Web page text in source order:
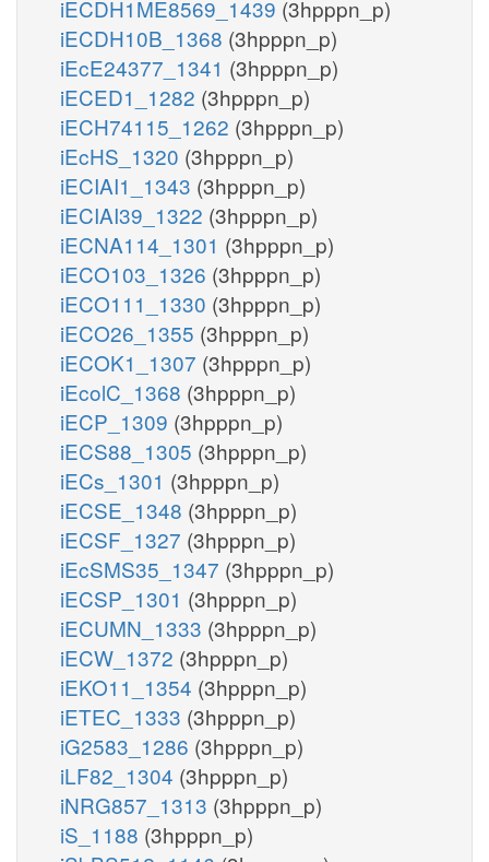
iECDH1ME8569_1439 (3hpppn_p)
iECDH10B_1368 (3hpppn_p)
iEcE24377_1341 (3hpppn_p)
iECED1_1282 (3hpppn_p)
iECH74115_1262 (3hpppn_p)
iEcHS_1320 (3hpppn_p)
iECIAI1_1343 (3hpppn_p)
iECIAI39_1322 (3hpppn_p)
iECNA114_1301 (3hpppn_p)
iECO103_1326 (3hpppn_p)
iECO111_1330 (3hpppn_p)
iECO26_1355 (3hpppn_p)
iECOK1_1307 (3hpppn_p)
iEcolC_1368 (3hpppn_p)
iECP_1309 (3hpppn_p)
iECS88_1305 (3hpppn_p)
iECs_1301 (3hpppn_p)
iECSE_1348 (3hpppn_p)
iECSF_1327 (3hpppn_p)
iEcSMS35_1347 (3hpppn_p)
iECSP_1301 (3hpppn_p)
iECUMN_1333 (3hpppn_p)
iECW_1372 (3hpppn_p)
iEKO11_1354 (3hpppn_p)
iETEC_1333 (3hpppn_p)
iG2583_1286 (3hpppn_p)
iLF82_1304 (3hpppn_p)
iNRG857_1313 (3hpppn_p)
iS_1188 (3hpppn_p)